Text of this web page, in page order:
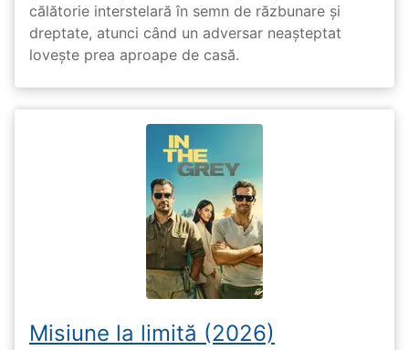
călătorie interstelară în semn de răzbunare și
dreptate, atunci când un adversar neașteptat
lovește prea aproape de casă.
Misiune la limită (2026)